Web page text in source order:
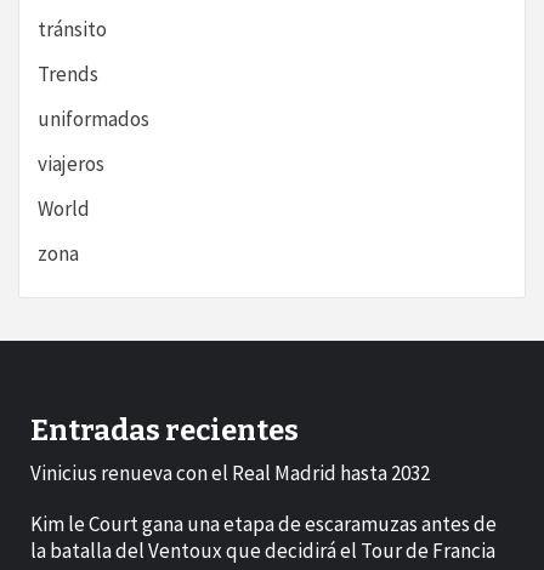
tránsito
Trends
uniformados
viajeros
World
zona
Entradas recientes
Vinicius renueva con el Real Madrid hasta 2032
Kim le Court gana una etapa de escaramuzas antes de
la batalla del Ventoux que decidirá el Tour de Francia